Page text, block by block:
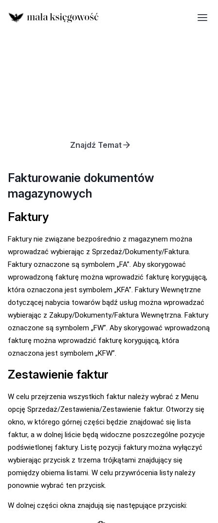
Znajdź Temat
Fakturowanie dokumentów
magazynowych
Faktury
Faktury nie związane bezpośrednio z magazynem można
wprowadzać wybierając z Sprzedaż/Dokumenty/Faktura.
Faktury oznaczone są symbolem „FA”. Aby skorygować
wprowadzoną fakturę można wprowadzić fakturę korygującą,
która oznaczona jest symbolem „KFA”. Faktury Wewnętrzne
dotyczącej nabycia towarów bądź usług można wprowadzać
wybierając z Zakupy/Dokumenty/Faktura Wewnętrzna. Faktury
oznaczone są symbolem „FW”. Aby skorygować wprowadzoną
fakturę można wprowadzić fakturę korygującą, która
oznaczona jest symbolem „KFW”.
Zestawienie faktur
W celu przejrzenia wszystkich faktur należy wybrać z Menu
opcję Sprzedaż/Zestawienia/Zestawienie faktur. Otworzy się
okno, w którego górnej części będzie znajdować się lista
faktur, a w dolnej liście będą widoczne poszczególne pozycje
podświetlonej faktury. Listę pozycji faktury można wyłączyć
wybierając przycisk z trzema trójkątami znajdujący się
pomiędzy obiema listami. W celu przywrócenia listy należy
ponownie wybrać ten przycisk.
W dolnej części okna znajdują się następujące przyciski: